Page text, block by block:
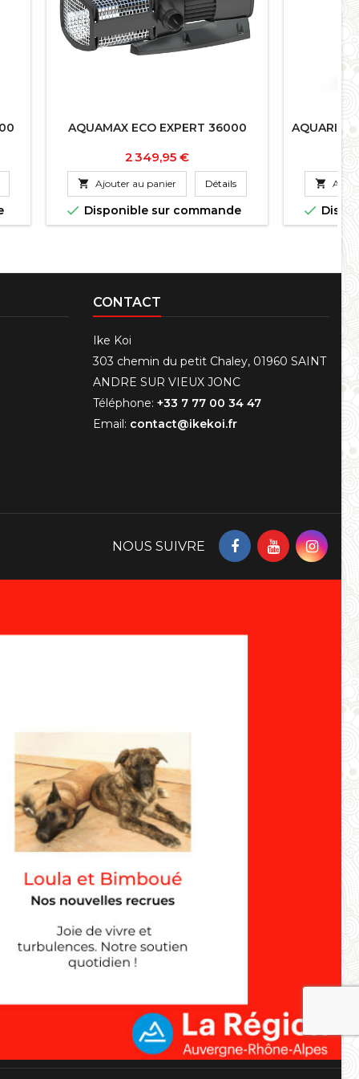
AQUAMAX ECO EXPERT 36000
Prix
2 349,95 €
 Ajouter au panier Détails
 Disponible sur commande
AQUARIUS


CONTACT
Ike Koi
303 chemin du petit Chaley, 01960 SAINT
ANDRE SUR VIEUX JONC
Téléphone: +33 7 77 00 34 47
Email: contact@ikekoi.fr
NOUS SUIVRE